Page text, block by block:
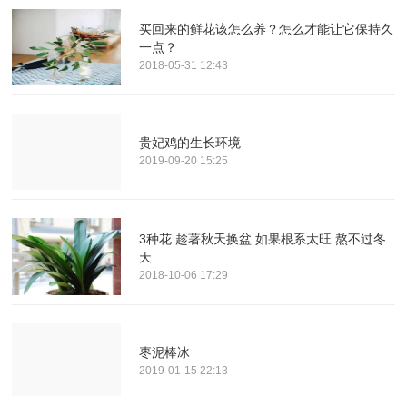
买回来的鲜花该怎么养？怎么才能让它保持久
一点？
2018-05-31 12:43
贵妃鸡的生长环境
2019-09-20 15:25
3种花 趁著秋天换盆 如果根系太旺 熬不过冬
天
2018-10-06 17:29
枣泥棒冰
2019-01-15 22:13